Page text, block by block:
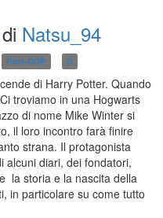
di Natsu_94
Post-OOP G
di Harry Potter. Quando
troviamo in una Hogwarts
di nome Mike Winter si
il loro incontro farà finire
strana. Il protagonista
alcuni diari, dei fondatori,
la storia e la nascita della
in particolare su come tutto